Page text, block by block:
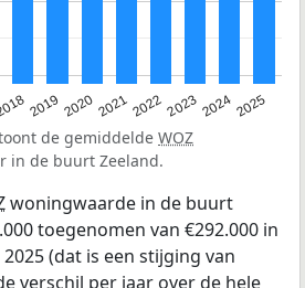
2019 202020212022202320242025
de gemiddelde WOZ
in de buurt Zeeland.
woningwaarde in de buurt
toegenomen van €292.000 in
(dat is een stijging van
verschil per jaar over de hele